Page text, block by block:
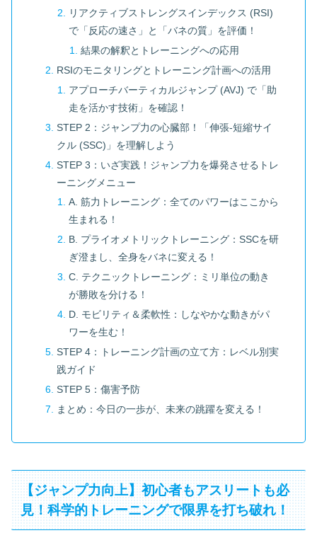
リアクティブストレングスインデックス (RSI)
で「反応の速さ」と「バネの質」を評価！
結果の解釈とトレーニングへの応用
RSIのモニタリングとトレーニング計画への活用
アプローチバーティカルジャンプ (AVJ) で「助
走を活かす技術」を確認！
STEP 2：ジャンプ力の心臓部！「伸張-短縮サイ
クル (SSC)」を理解しよう
STEP 3：いざ実践！ジャンプ力を爆発させるトレ
ーニングメニュー
A. 筋力トレーニング：全てのパワーはここから
生まれる！
B. プライオメトリックトレーニング：SSCを研
ぎ澄まし、全身をバネに変える！
C. テクニックトレーニング：ミリ単位の動き
が勝敗を分ける！
D. モビリティ＆柔軟性：しなやかな動きがパ
ワーを生む！
STEP 4：トレーニング計画の立て方：レベル別実
践ガイド
STEP 5：傷害予防
まとめ：今日の一歩が、未来の跳躍を変える！
【ジャンプ力向上】初心者もアスリートも必
見！科学的トレーニングで限界を打ち破れ！